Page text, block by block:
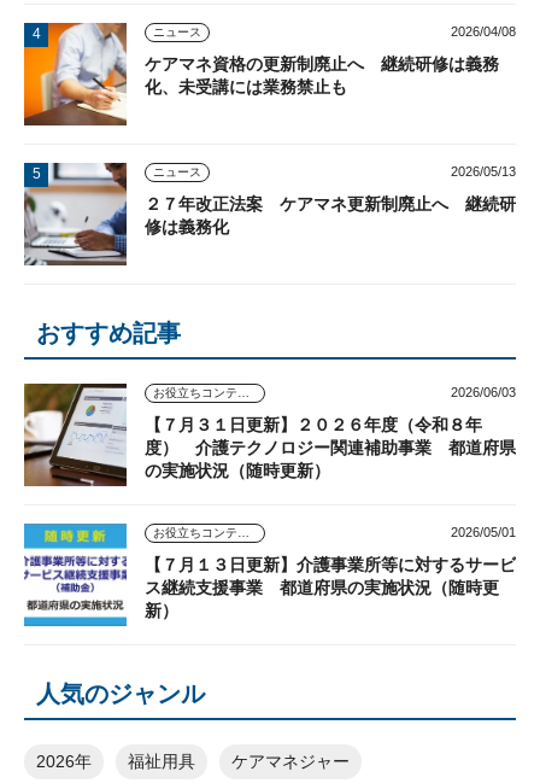
ニュース 2026/04/08
ケアマネ資格の更新制廃止へ 継続研修は義務
化、未受講には業務禁止も
ニュース 2026/05/13
２７年改正法案 ケアマネ更新制廃止へ 継続研
修は義務化
おすすめ記事
2026/06/03
【７月３１日更新】２０２６年度（令和８年
度） 介護テクノロジー関連補助事業 都道府県
の実施状況（随時更新）
2026/05/01
【７月１３日更新】介護事業所等に対するサービ
ス継続支援事業 都道府県の実施状況（随時更
新）
人気のジャンル
2026年 福祉用具 ケアマネジャー